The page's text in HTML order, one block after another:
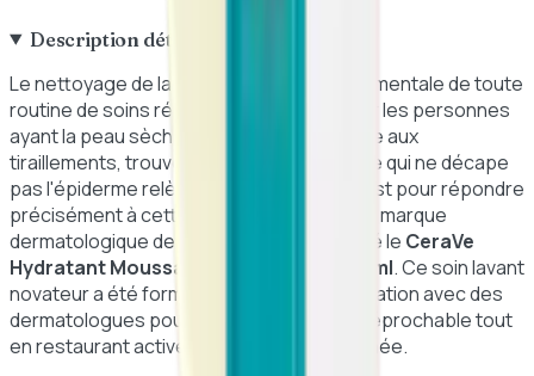
Description détaillée
Le nettoyage de la peau est l’étape fondamentale de toute
routine de soins réussie. Cependant, pour les personnes
ayant la peau sèche, très sèche ou sujette aux
tiraillements, trouver un nettoyant efficace qui ne décape
pas l'épiderme relève souvent du défi. C’est pour répondre
précisément à cette problématique que la marque
dermatologique de référence a développé le CeraVe
Hydratant Moussant Oil Nettoyant 236ml. Ce soin lavant
novateur a été formulé en étroite collaboration avec des
dermatologues pour offrir une hygiène irréprochable tout
en restaurant activement la barrière cutanée.